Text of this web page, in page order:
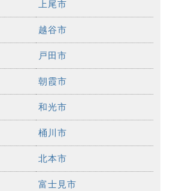
上尾市
越谷市
戸田市
朝霞市
和光市
桶川市
北本市
富士見市